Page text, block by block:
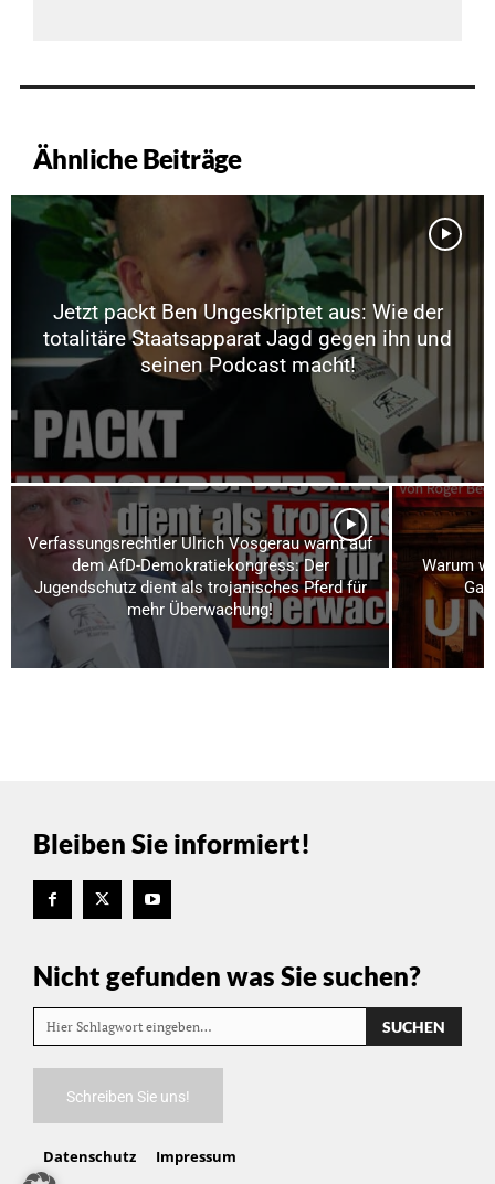
Ähnliche Beiträge
Jetzt packt Ben Ungeskriptet aus: Wie der
totalitäre Staatsapparat Jagd gegen ihn und
seinen Podcast macht!
Verfassungsrechtler Ulrich Vosgerau warnt auf
dem AfD-Demokratiekongress: Der
Jugendschutz dient als trojanisches Pferd für
mehr Überwachung!
Warum
Bleiben Sie informiert!
Nicht gefunden was Sie suchen?
Hier Schlagwort eingeben… SUCHEN
Schreiben Sie uns!
Datenschutz Impressum